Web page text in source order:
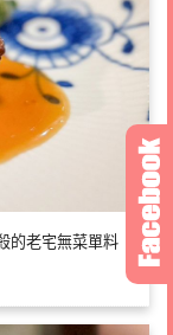
的老宅無菜單料